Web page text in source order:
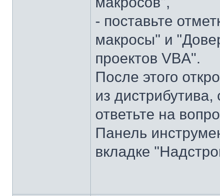
- поставьте
макросы" и
проектов VBA".
После этого
из дистрибутива,
ответьте на
Панель
вкладке